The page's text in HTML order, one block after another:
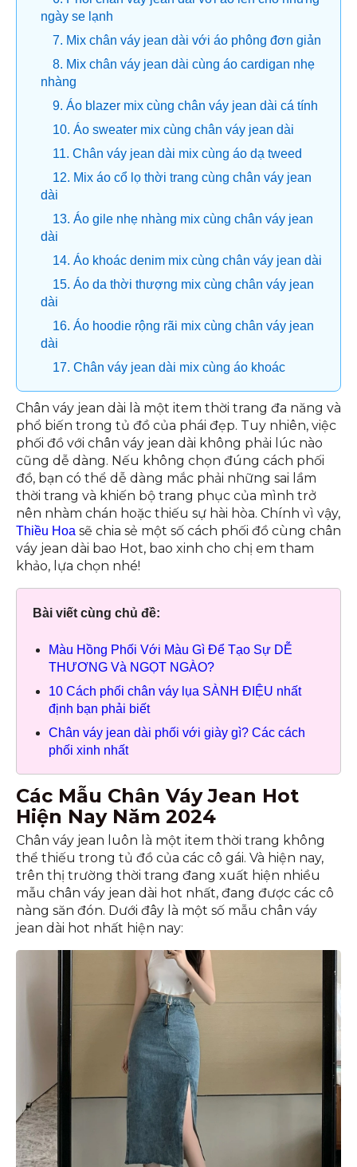
ngày se lạnh
7. Mix chân váy jean dài với áo phông đơn giản
8. Mix chân váy jean dài cùng áo cardigan nhẹ
nhàng
9. Áo blazer mix cùng chân váy jean dài cá tính
10. Áo sweater mix cùng chân váy jean dài
11. Chân váy jean dài mix cùng áo dạ tweed
12. Mix áo cổ lọ thời trang cùng chân váy jean
dài
13. Áo gile nhẹ nhàng mix cùng chân váy jean
dài
14. Áo khoác denim mix cùng chân váy jean dài
15. Áo da thời thượng mix cùng chân váy jean
dài
16. Áo hoodie rộng rãi mix cùng chân váy jean
dài
17. Chân váy jean dài mix cùng áo khoác
Chân váy jean dài là một item thời trang đa năng và
phổ biến trong tủ đồ của phái đẹp. Tuy nhiên, việc
phối đồ với chân váy jean dài không phải lúc nào
cũng dễ dàng. Nếu không chọn đúng cách phối
đồ, bạn có thể dễ dàng mắc phải những sai lầm
thời trang và khiến bộ trang phục của mình trở
nên nhàm chán hoặc thiếu sự hài hòa. Chính vì vậy,
Thiều Hoa sẽ chia sẻ một số cách phối đồ cùng chân
váy jean dài bao Hot, bao xinh cho chị em tham
khảo, lựa chọn nhé!
Bài viết cùng chủ đề:
Màu Hồng Phối Với Màu Gì Để Tạo Sự DỄ
THƯƠNG Và NGỌT NGÀO?
10 Cách phối chân váy lụa SÀNH ĐIỆU nhất
định bạn phải biết
Chân váy jean dài phối với giày gì? Các cách
phối xinh nhất
Các Mẫu Chân Váy Jean Hot
Hiện Nay Năm 2024
Chân váy jean luôn là một item thời trang không
thể thiếu trong tủ đồ của các cô gái. Và hiện nay,
trên thị trường thời trang đang xuất hiện nhiều
mẫu chân váy jean dài hot nhất, đang được các cô
nàng săn đón. Dưới đây là một số mẫu chân váy
jean dài hot nhất hiện nay: